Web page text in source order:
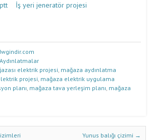
İş yeri jeneratör projesi
elektrik projesi, mağaza aydınlatma
projesi, mağaza elektrik uygulama
planı, mağaza tava yerleşim planı, mağaza
Yunus balığı çizimi →